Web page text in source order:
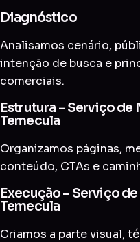
Diagnóstico
Analisamos cenário,
intenção de busca e
comerciais.
Estrutura – Serviço de
Temecula
Organizamos páginas,
conteúdo, CTAs e
Execução – Serviço
Temecula
Criamos a parte visual,